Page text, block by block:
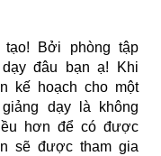
Bởi phòng tập
đâu bạn ạ! Khi
kế hoạch cho một
dạy là không
hơn để có được
sẽ được tham gia